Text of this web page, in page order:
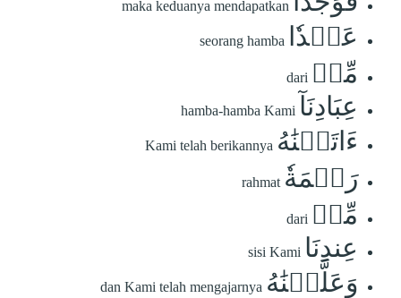
maka keduanya mendapatkan
عَبۡدٗا seorang hamba
مِّنۡ dari
عِبَادِنَآ hamba-hamba Kami
ءَاتَيۡنَٰهُ Kami telah berikannya
رَحۡمَةٗ rahmat
مِّنۡ dari
عِندِنَا sisi Kami
وَعَلَّمۡنَٰهُ dan Kami telah mengajarnya